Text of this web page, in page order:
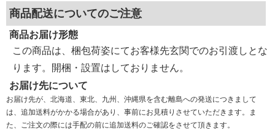
商品配送についてのご注意
商品お届け形態
この商品は、梱包荷姿にてお客様先玄関でのお引渡しとな
ります。開梱・設置はしておりません。
お届け先について
お届け先が、北海道、東北、九州、沖縄県を含む離島への発送につきまして
は、追加送料がかかる場合があり、事前にお見積りさせていただきます。ま
た、ご注文の際には手配の前に追加送料のご確認をさせて頂きます。